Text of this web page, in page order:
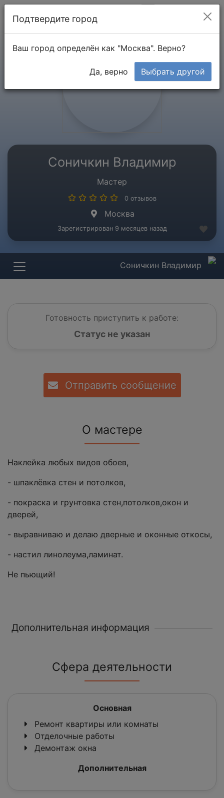
Соничкин Владимир
Мастер
0 отзывов
Москва
Зарегистрирован 9 месяцев назад
Соничкин Владимир
Готовность приступить к работе:
Статус не указан
Отправить сообщение
О мастере
Наклейка любых видов обоев,
- шпаклёвка стен и потолков,
- покраска и грунтовка стен,потолков,окон и
дверей,
- выравниваю и делаю дверные и оконные откосы,
- настил линолеума,ламинат.
Не пьющий!
Дополнительная информация
Сфера деятельности
Основная
Ремонт квартиры или комнаты
Отделочные работы
Демонтаж окна
Дополнительная
Подтвердите город
Ваш город определён как "Москва". Верно?
Да, верно Выбрать другой